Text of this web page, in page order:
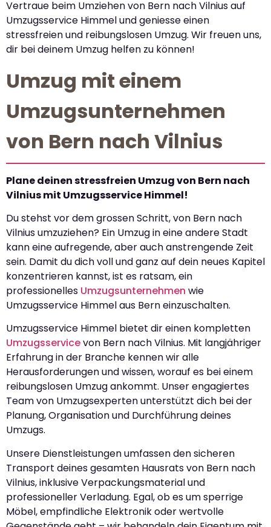
Vertraue beim Umziehen von Bern nach Vilnius auf
Umzugsservice Himmel und geniesse einen
stressfreien und reibungslosen Umzug. Wir freuen uns,
dir bei deinem Umzug helfen zu können!
Umzug mit einem
Umzugsunternehmen
von Bern nach Vilnius
Plane deinen stressfreien Umzug von Bern nach
Vilnius mit Umzugsservice Himmel!
Du stehst vor dem grossen Schritt, von Bern nach
Vilnius umzuziehen? Ein Umzug in eine andere Stadt
kann eine aufregende, aber auch anstrengende Zeit
sein. Damit du dich voll und ganz auf dein neues Kapitel
konzentrieren kannst, ist es ratsam, ein
professionelles Umzugsunternehmen wie
Umzugsservice Himmel aus Bern einzuschalten.
Umzugsservice Himmel bietet dir einen kompletten
Umzugsservicevon Bern nach Vilnius. Mit langjähriger
Erfahrung in der Branche kennen wir alle
Herausforderungen und wissen, worauf es bei einem
reibungslosen Umzug ankommt. Unser engagiertes
Team von Umzugsexperten unterstützt dich bei der
Planung, Organisation und Durchführung deines
Umzugs.
Unsere Dienstleistungen umfassen den sicheren
Transport deines gesamten Hausrats von Bern nach
Vilnius, inklusive Verpackungsmaterial und
professioneller Verladung. Egal, ob es um sperrige
Möbel, empfindliche Elektronik oder wertvolle